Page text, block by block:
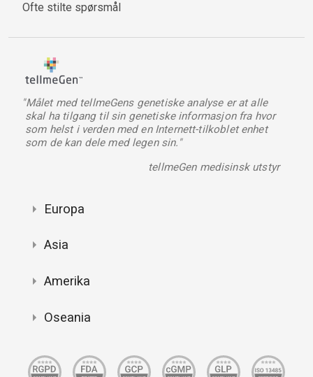
Ofte stilte spørsmål
"Målet med tellmeGens genetiske analyse er at alle
skal ha tilgang til sin genetiske informasjon fra hvor
som helst i verden med en Internett-tilkoblet enhet
som de kan dele med legen sin."
tellmeGen medisinsk utstyr
Europa
Asia
Amerika
Oseania